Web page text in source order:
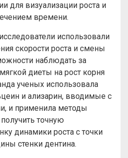
для визуализации роста и
времени.
использовали
скорости роста и смены
наблюдать за
диеты на рост корня
ученых использовала
и ализарин, вводимые с
и применила методы
точную
динамики роста с точки
стенки дентина.